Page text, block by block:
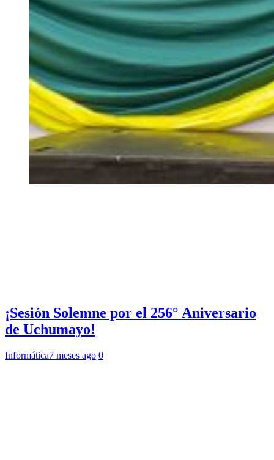
¡Sesión Solemne por el 256° Aniversario
de Uchumayo!
Informática7 meses ago 0